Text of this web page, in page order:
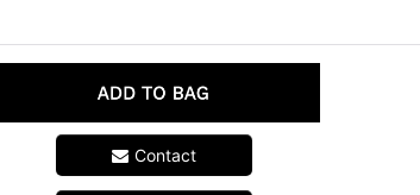
Contact